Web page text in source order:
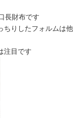
長財布です
ちりしたフォルムは他
注目です